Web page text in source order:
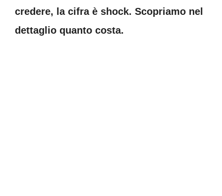
credere, la cifra è shock. Scopriamo nel
dettaglio quanto costa.